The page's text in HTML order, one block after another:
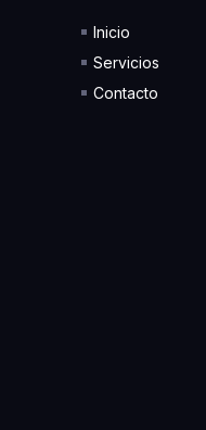
Inicio
Servicios
Contacto